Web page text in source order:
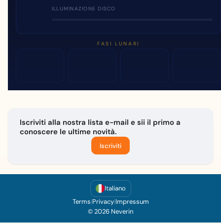
ILLUMINAZIONE DISCO
FASI LUNARI
Iscriviti alla nostra lista e-mail e sii il primo a
conoscere le ultime novità.
Iscriviti
Italiano
Terms|Privacy|Impressum
© 2026 Neverin